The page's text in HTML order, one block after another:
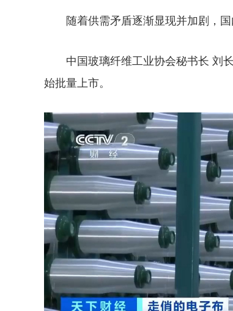
随着供需矛盾逐渐显现并加剧，国
中国玻璃纤维工业协会秘书长 刘
始批量上市。